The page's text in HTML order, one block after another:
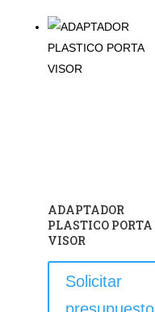
ADAPTADOR
PLASTICO PORTA
VISOR
Solicitar